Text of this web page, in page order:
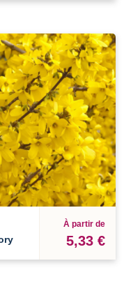
À partir de
5,33 €